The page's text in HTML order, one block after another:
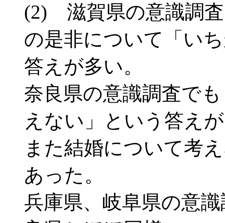
(2) 滋賀県の意識調
の是非について「い
答えが多い。
奈良県の意識調査で
えない」という答え
また結婚について考
あった。
兵庫県、岐阜県の意